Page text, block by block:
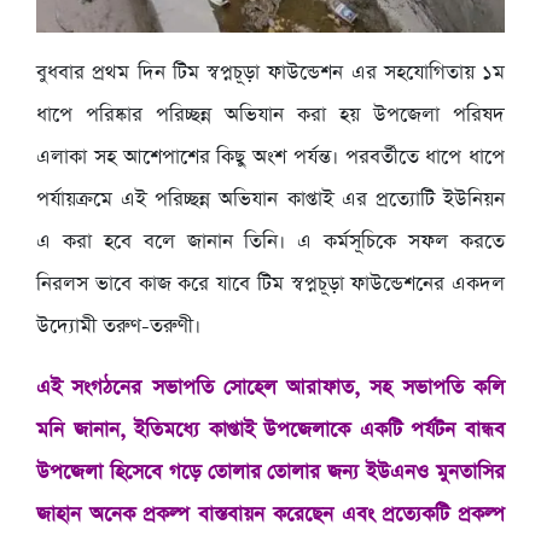
বুধবার প্রথম দিন টিম স্বপ্নচূড়া ফাউন্ডেশন এর সহযোগিতায় ১ম
ধাপে পরিষ্কার পরিচ্ছন্ন অভিযান করা হয় উপজেলা পরিষদ
এলাকা সহ আশেপাশের কিছু অংশ পর্যন্ত। পরবর্তীতে ধাপে ধাপে
পর্যায়ক্রমে এই পরিচ্ছন্ন অভিযান কাপ্তাই এর প্রত্যোটি ইউনিয়ন
এ করা হবে বলে জানান তিনি। এ কর্মসূচিকে সফল করতে
নিরলস ভাবে কাজ করে যাবে টিম স্বপ্নচূড়া ফাউন্ডেশনের একদল
উদ্যোমী তরুণ-তরুণী।
এই সংগঠনের সভাপতি সোহেল আরাফাত, সহ সভাপতি কলি
মনি জানান, ইতিমধ্যে কাপ্তাই উপজেলাকে একটি পর্যটন বান্ধব
উপজেলা হিসেবে গড়ে তোলার তোলার জন্য ইউএনও মুনতাসির
জাহান অনেক প্রকল্প বাস্তবায়ন করেছেন এবং প্রত্যেকটি প্রকল্প